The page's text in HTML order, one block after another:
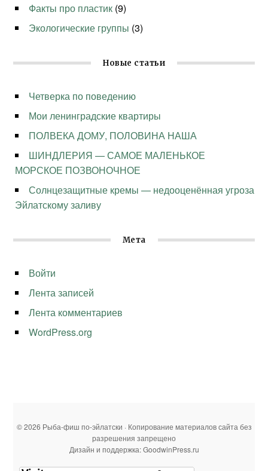
Факты про пластик (9)
Экологические группы (3)
Новые статьи
Четверка по поведению
Мои ленинградские квартиры
ПОЛВЕКА ДОМУ, ПОЛОВИНА НАША
ШИНДЛЕРИЯ — САМОЕ МАЛЕНЬКОЕ
МОРСКОЕ ПОЗВОНОЧНОЕ
Солнцезащитные кремы — недооценённая угроза
Эйлатскому заливу
Мета
Войти
Лента записей
Лента комментариев
WordPress.org
© 2026 Рыба-фиш по-эйлатски · Копирование материалов сайта без
разрешения запрещено
Дизайн и поддержка: GoodwinPress.ru